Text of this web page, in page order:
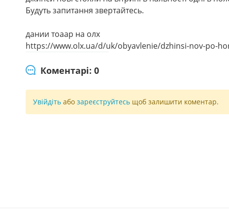
Будуть запитання звертайтесь.
дании тоаар на олх
https://www.olx.ua/d/uk/obyavlenie/dzhinsi-nov-po-
Коментарі: 0
Увійдіть або зареєструйтесь щоб залишити коментар.